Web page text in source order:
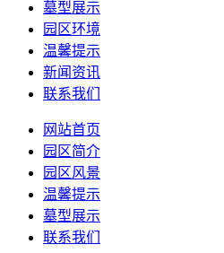
墓型展示
园区环境
温馨提示
新闻资讯
联系我们
网站首页
园区简介
园区风景
温馨提示
墓型展示
联系我们